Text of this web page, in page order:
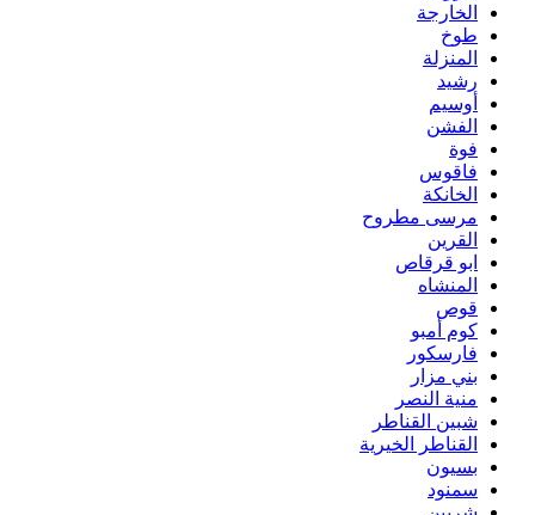
الخارجة
طوخ
المنزلة
رشيد
أوسيم
الفشن
فوة
فاقوس
الخانكة
مرسى مطروح
القرين
ابو قرقاص
المنشاه
قوص
كوم أمبو
فارسكور
بني مزار
منية النصر
شبين القناطر
القناطر الخيرية
بسيون
سمنود